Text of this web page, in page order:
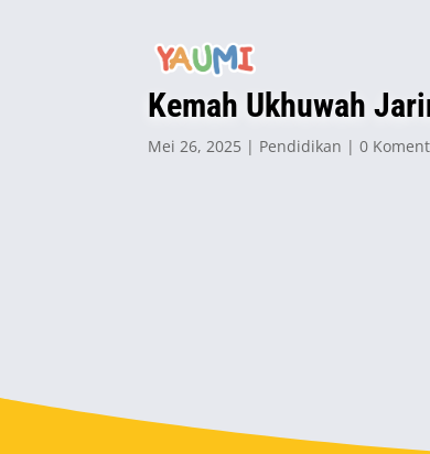
Kemah Ukhuwah
Mei 26, 2025 Pendidikan 0